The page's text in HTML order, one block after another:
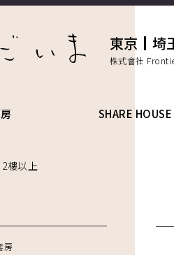
東京 埼
株式會社
SHARE HOUSE
2樓以上
房